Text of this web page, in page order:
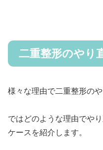
二重整形のやり
様々な理由で二重整形の
ではどのような理由でや
ケースを紹介します。